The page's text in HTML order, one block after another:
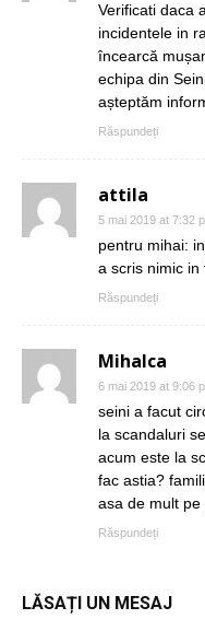
Verificati daca
incidentele in
încearcă
echipa din
așteptăm
Răspundeți
attila
5 mai 2019 at 7:32
pentru mihai:
a scris nimic in
Răspundeți
Mihalca
6 mai 2019 at 9:06
seini a facut
la scandaluri
acum este la
fac astia?
asa de mult pe
Răspundeți
LĂSAȚI UN MESAJ